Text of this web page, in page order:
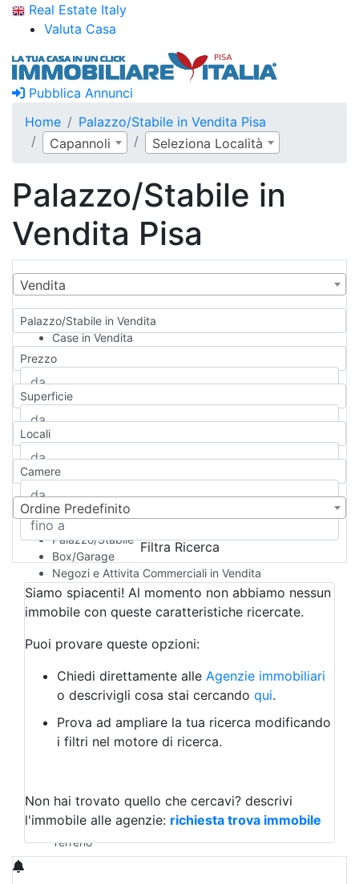
Real Estate Italy
Valuta Casa
Pubblica Annunci
Home
Palazzo/Stabile in Vendita Pisa
Capannoli
Seleziona Località
Palazzo/Stabile in
Vendita Pisa
Vendita
Palazzo/Stabile in Vendita
Case in Vendita
Qualsiasi
Appartamento
Casa indipendente
Casa Semi-indipendente
Attico/Mansarda
Rustico/Casale
Camera d'Albergo
Multiproprietà
Palazzo/Stabile
Box/Garage
Negozi e Attivita Commerciali in Vendita
Qualsiasi
Attività/Licenza Commerciale
Azienda Agricola
Bar/Ristorante
Albergo
Laboratorio Artigianale
Negozio/locale commerciale
Agriturismo
Magazzini
Qualsiasi
Terreno edificabile
Terreno
Prezzo
Superficie
Locali
Camere
Ordine Predefinito
Filtra Ricerca
Siamo spiacenti! Al momento non abbiamo nessun
immobile con queste caratteristiche ricercate.
Puoi provare queste opzioni:
Chiedi direttamente alle Agenzie immobiliari
o descrivigli cosa stai cercando qui.
Prova ad ampliare la tua ricerca modificando
i filtri nel motore di ricerca.
Non hai trovato quello che cercavi? descrivi
l'immobile alle agenzie: richiesta trova immobile